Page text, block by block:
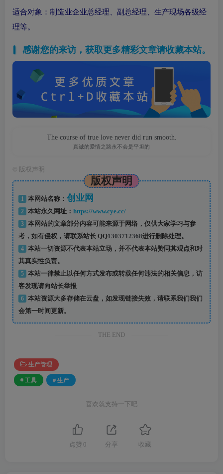
适合对象：制造业企业总经理、副总经理、生产现场各级经
理等。
感谢您的来访，获取更多精彩文章请收藏本站。
The course of true love never did run smooth.
真诚的爱情之路永不会是平坦的
版权声明
版权声明
1 本网站名称： 创业网
2 本站永久网址： https://www.cye.cc/
3
本网站的文章部分内容可能来源于网络，仅供大家学习与参
考，如有侵权，请联系站长 QQ1303712368进行删除处理。
4
本站一切资源不代表本站立场，并不代表本站赞同其观点和对
其真实性负责。
5
本站一律禁止以任何方式发布或转载任何违法的相关信息，访
客发现请向站长举报
6
本站资源大多存储在云盘，如发现链接失效，请联系我们我们
会第一时间更新。
THE END
生产管理
# 工具 # 生产
喜欢就支持一下吧
点赞 0 分享 收藏